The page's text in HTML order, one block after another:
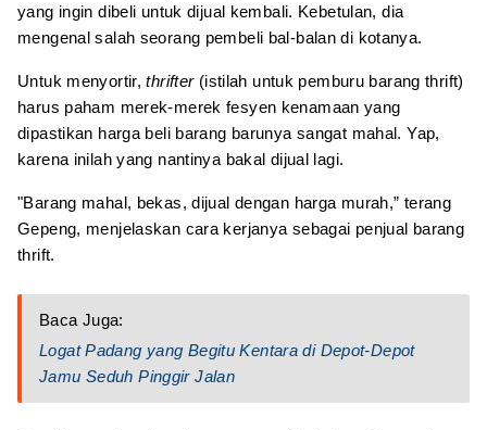
yang ingin dibeli untuk dijual kembali. Kebetulan, dia
mengenal salah seorang pembeli bal-balan di kotanya.
Untuk menyortir,thrifter (istilah untuk pemburu barang thrift)
harus paham merek-merek fesyen kenamaan yang
dipastikan harga beli barang barunya sangat mahal. Yap,
karena inilah yang nantinya bakal dijual lagi.
"Barang mahal, bekas, dijual dengan harga murah,” terang
Gepeng, menjelaskan cara kerjanya sebagai penjual barang
thrift.
Baca Juga:
Logat Padang yang Begitu Kentara di Depot-Depot
Jamu Seduh Pinggir Jalan